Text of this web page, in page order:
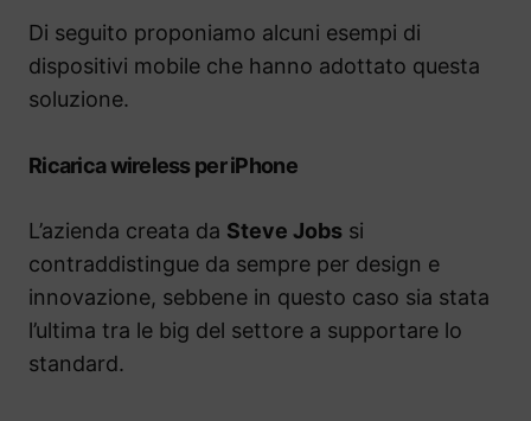
Di seguito proponiamo alcuni esempi di
dispositivi mobile che hanno adottato questa
soluzione.
Ricarica wireless per iPhone
L’azienda creata da Steve Jobs si
contraddistingue da sempre per design e
innovazione, sebbene in questo caso sia stata
l’ultima tra le big del settore a supportare lo
standard.